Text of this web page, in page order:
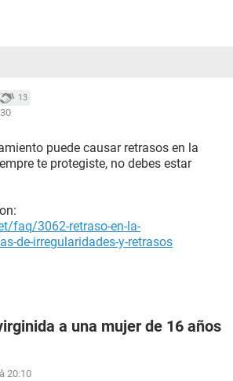
13
puede causar retrasos en la
te protegiste, no debes estar
faq/3062-retraso-en-la-
de-irregularidades-y-retrasos
a una mujer de 16 años
20:10